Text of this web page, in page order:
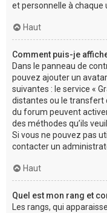
et personnelle à chaque
Haut
Comment puis-je
Dans le panneau de
pouvez ajouter un
suivantes : le service «
distantes ou le transfert
du forum peuvent
des méthodes qu’ils
Si vous ne pouvez pas
contacter un
Haut
Quel est mon rang et
Les rangs, qui